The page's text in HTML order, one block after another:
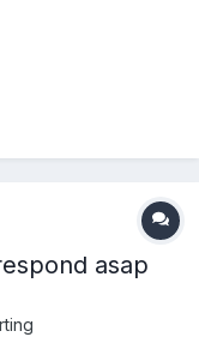
asap